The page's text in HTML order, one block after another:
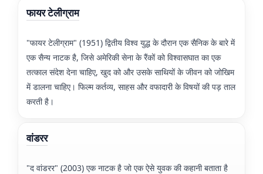
फायर टेलीग्राम
"फायर टेलीग्राम" (1951) द्वितीय विश्व युद्ध के दौरान एक सैनिक के बारे में
एक सैन्य नाटक है, जिसे अमेरिकी सेना के रैंकों को विश्वासघात का एक
तत्काल संदेश देना चाहिए, खुद को और उसके साथियों के जीवन को जोखिम
में डालना चाहिए। फिल्म कर्तव्य, साहस और वफादारी के विषयों की पड़ ताल
करती है।
वांडरर
"द वांडरर" (2003) एक नाटक है जो एक ऐसे युवक की कहानी बताता है